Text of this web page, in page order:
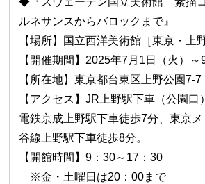
ルネサンスからバロックまで』
【場所】国立西洋美術館［東京・上
【開催期間】2025年7月1日（火）
【所在地】東京都台東区上野公園7-7
【アクセス】JR上野駅下車（公園
電鉄京成上野駅下車徒歩7分、東京
谷線上野駅下車徒歩8分。
【開館時間】9：30～17：30
※金・土曜日は20：00まで